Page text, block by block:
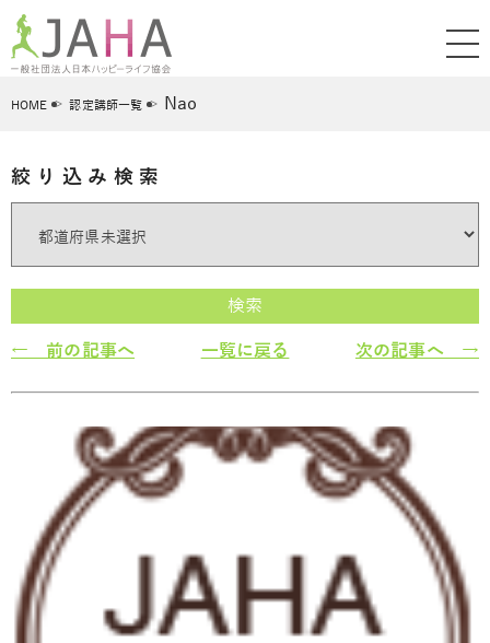
HOME 認定講師一覧 Nao
絞り込み検索
検索
← 前の記事へ 一覧に戻る 次の記事へ →